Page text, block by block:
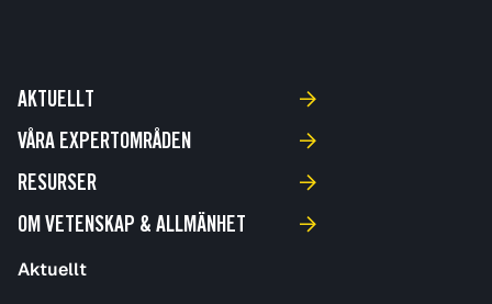
AKTUELLT
VÅRA EXPERTOMRÅDEN
RESURSER
OM VETENSKAP & ALLMÄNHET
Aktuellt